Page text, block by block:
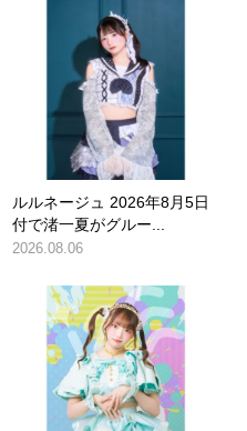
ルルネージュ 2026年8月5日
付で渚一夏がグルー...
2026.08.06